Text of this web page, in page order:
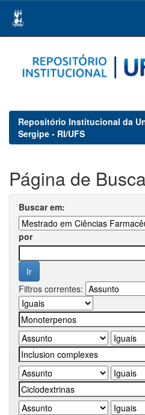
navigation
Repositório Institucional da
Sergipe - RI/UFS
Página de Busca
Buscar em:
por
Filtros correntes: